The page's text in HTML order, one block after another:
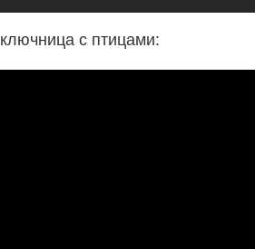
ключница с птицами: